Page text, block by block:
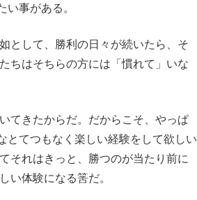
事がある。
として、勝利の日々が続いたら、そ
ちはそちらの方には「慣れて」いな
てきたからだ。だからこそ、やっぱ
とてつもなく楽しい経験をして欲しい
それはきっと、勝つのが当たり前に
い体験になる筈だ。